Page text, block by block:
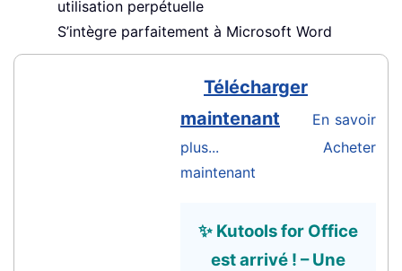
utilisation perpétuelle
S’intègre parfaitement à Microsoft Word
Télécharger
maintenant
En savoir
plus...
Acheter
maintenant
✨ Kutools for Office
est arrivé ! – Une